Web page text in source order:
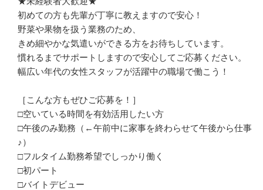
初めての方も先輩が丁寧に教えますので安心！
野菜や果物を扱う業務のため、
きめ細やかな気遣いができる方をお待ちしています。
慣れるまでサポートしますので安心してご応募ください。
幅広い年代の女性スタッフが活躍中の職場で働こう！
［こんな方もぜひご応募を！］
□空いている時間を有効活用したい方
□午後のみ勤務（←午前中に家事を終わらせて午後から仕事
♪）
□フルタイム勤務希望でしっかり働く
□初パート
□バイトデビュー